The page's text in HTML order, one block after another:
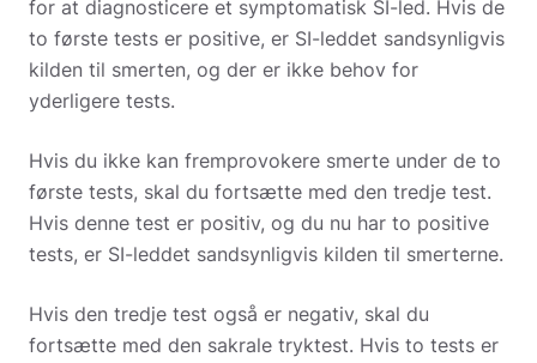
for at diagnosticere et symptomatisk SI-led. Hvis de
to første tests er positive, er SI-leddet sandsynligvis
kilden til smerten, og der er ikke behov for
yderligere tests.
Hvis du ikke kan fremprovokere smerte under de to
første tests, skal du fortsætte med den tredje test.
Hvis denne test er positiv, og du nu har to positive
tests, er SI-leddet sandsynligvis kilden til smerterne.
Hvis den tredje test også er negativ, skal du
fortsætte med den sakrale tryktest. Hvis to tests er